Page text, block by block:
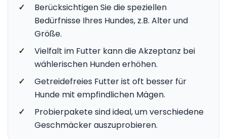
✓
Berücksichtigen Sie die speziellen
Bedürfnisse Ihres Hundes, z.B. Alter und
Größe.
✓
Vielfalt im Futter kann die Akzeptanz bei
wählerischen Hunden erhöhen.
✓
Getreidefreies Futter ist oft besser für
Hunde mit empfindlichen Mägen.
✓
Probierpakete sind ideal, um verschiedene
Geschmäcker auszuprobieren.